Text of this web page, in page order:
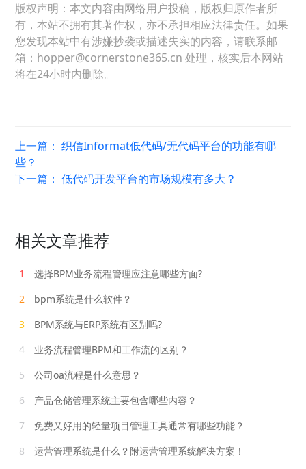
版权声明：本文内容由网络用户投稿，版权归原作者所
有，本站不拥有其著作权，亦不承担相应法律责任。如果
您发现本站中有涉嫌抄袭或描述失实的内容，请联系邮
箱：hopper@cornerstone365.cn 处理，核实后本网站
将在24小时内删除。
上一篇：织信Informat低代码/无代码平台的功能有哪
些？
下一篇：低代码开发平台的市场规模有多大？
相关文章推荐
1
选择BPM业务流程管理应注意哪些方面?
2
bpm系统是什么软件？
3
BPM系统与ERP系统有区别吗?
4
业务流程管理BPM和工作流的区别？
5
公司oa流程是什么意思？
6
产品仓储管理系统主要包含哪些内容？
7
免费又好用的轻量项目管理工具通常有哪些功能？
8
运营管理系统是什么？附运营管理系统解决方案！